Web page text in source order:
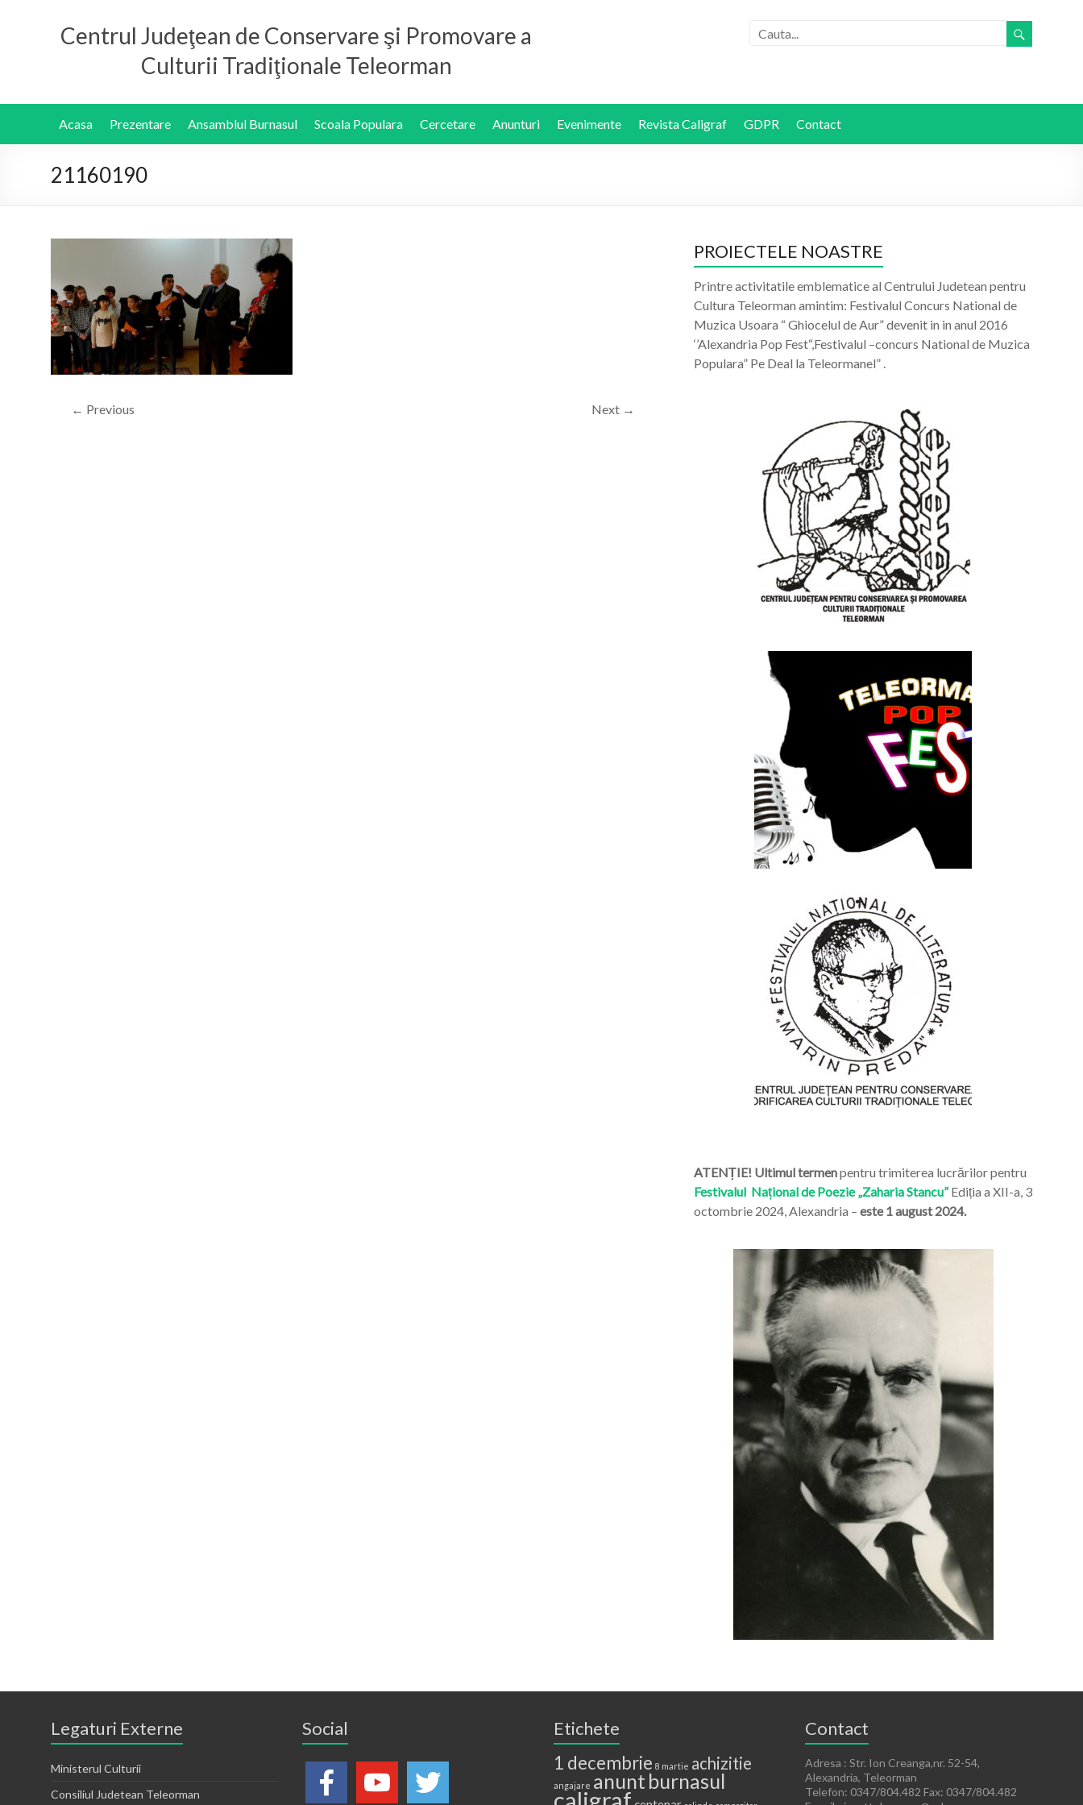
Centrul Judeţean de Conservare şi Promovare a
Culturii Tradiţionale Teleorman
Acasa Prezentare Ansamblul Burnasul Scoala Populara Cercetare Anunturi Evenimente Revista Caligraf GDPR Contact
21160190
← Previous Next →
PROIECTELE NOASTRE
Printre activitatile emblematice al Centrului Judetean pentru
Cultura Teleorman amintim: Festivalul Concurs National de
Muzica Usoara “ Ghiocelul de Aur” devenit in in anul 2016
‘’Alexandria Pop Fest“,Festivalul –concurs National de Muzica
Populara” Pe Deal la Teleormanel” .
ATENȚIE! Ultimul termenpentru trimiterea lucrărilor pentru
Festivalul Național de Poezie „Zaharia Stancu” Ediția a XII-a, 3
octombrie 2024, Alexandria – este 1 august 2024.
Legaturi Externe
Ministerul Culturii
Consiliul Judetean Teleorman
Social
Etichete
1 decembrie 8 martie achizitie
angajare anunt burnasul
Contact
Adresa : Str. Ion Creanga,nr. 52-54,
Alexandria, Teleorman
Telefon: 0347/804.482 Fax: 0347/804.482